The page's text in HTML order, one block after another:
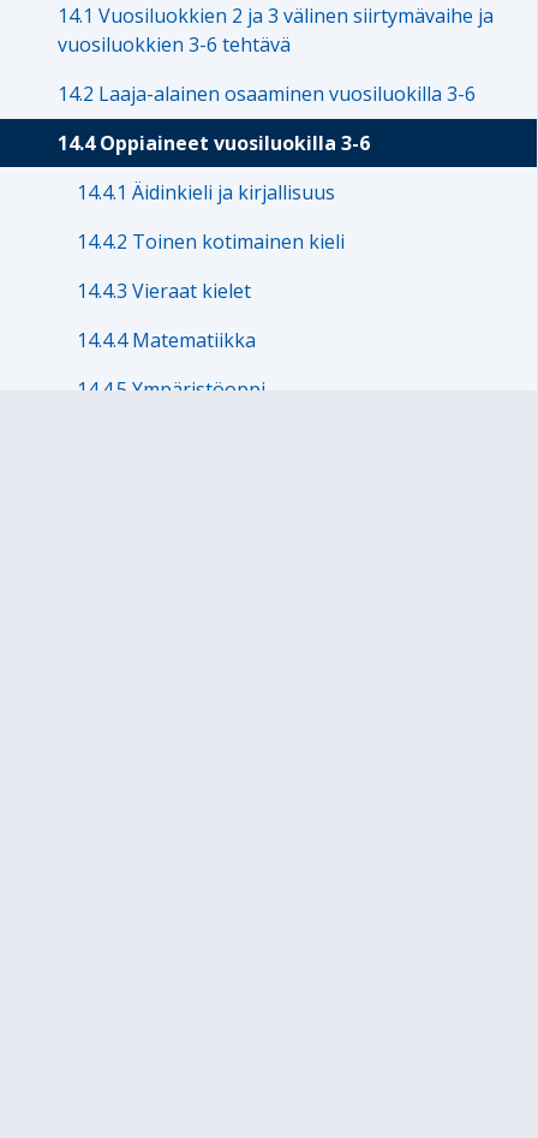
14.1 Vuosiluokkien 2 ja 3 välinen siirtymävaihe ja
vuosiluokkien 3-6 tehtävä
14.2 Laaja-alainen osaaminen vuosiluokilla 3-6
14.4 Oppiaineet vuosiluokilla 3-6
14.4.1 Äidinkieli ja kirjallisuus
14.4.2 Toinen kotimainen kieli
14.4.3 Vieraat kielet
14.4.4 Matematiikka
14.4.5 Ympäristöoppi